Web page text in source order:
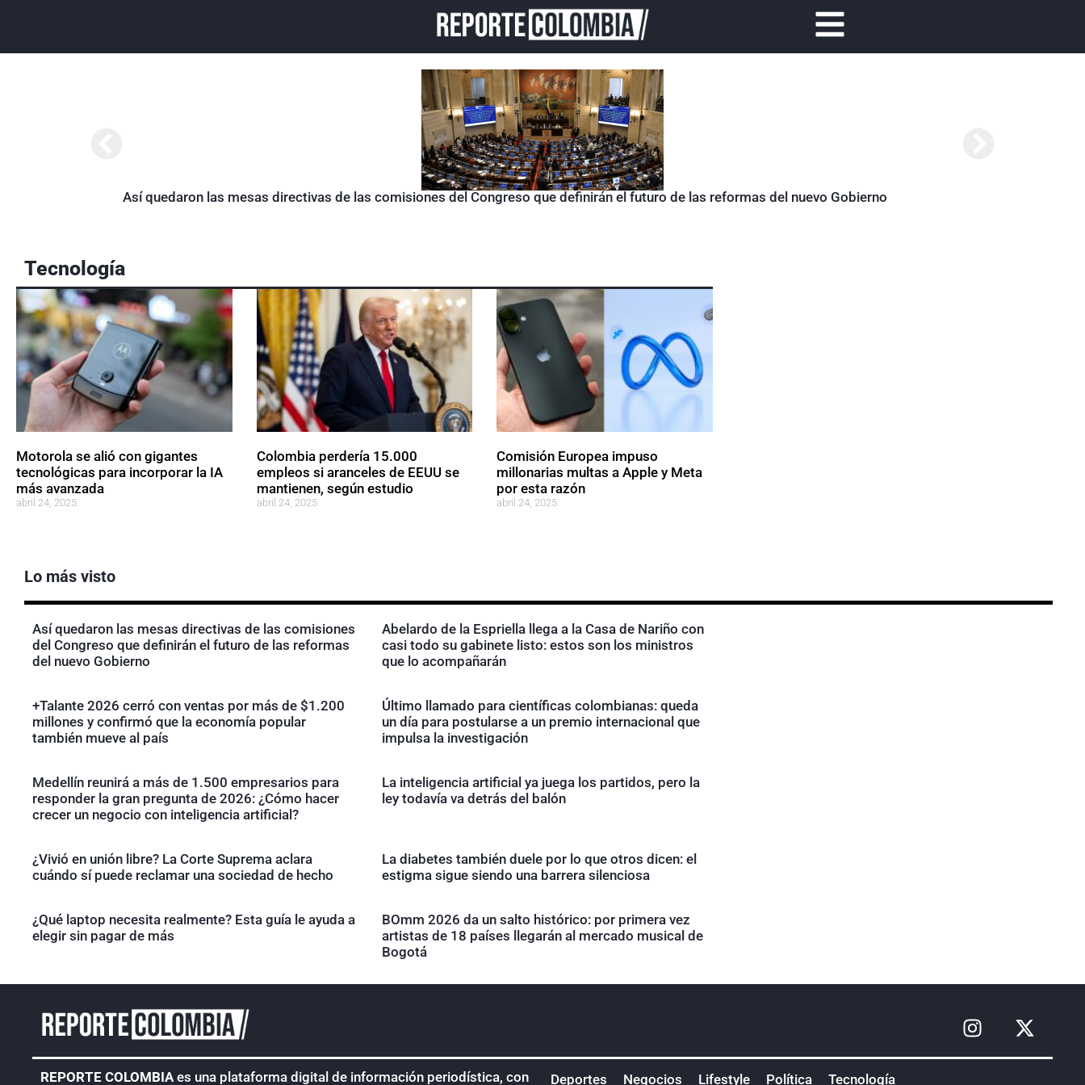
Así quedaron las mesas directivas de las comisiones del Congreso que definirán el futuro de las reformas del nuevo Gobierno
Tecnología
Motorola se alió con gigantes
tecnológicas para incorporar la IA
más avanzada
abril 24, 2025
Colombia perdería 15.000
empleos si aranceles de EEUU se
mantienen, según estudio
abril 24, 2025
Comisión Europea impuso
millonarias multas a Apple y Meta
por esta razón
abril 24, 2025
Lo más visto
Así quedaron las mesas directivas de las comisiones
del Congreso que definirán el futuro de las reformas
del nuevo Gobierno
Abelardo de la Espriella llega a la Casa de Nariño con
casi todo su gabinete listo: estos son los ministros
que lo acompañarán
+Talante 2026 cerró con ventas por más de $1.200
millones y confirmó que la economía popular
también mueve al país
Último llamado para científicas colombianas: queda
un día para postularse a un premio internacional que
impulsa la investigación
Medellín reunirá a más de 1.500 empresarios para
responder la gran pregunta de 2026: ¿Cómo hacer
crecer un negocio con inteligencia artificial?
La inteligencia artificial ya juega los partidos, pero la
ley todavía va detrás del balón
¿Vivió en unión libre? La Corte Suprema aclara
cuándo sí puede reclamar una sociedad de hecho
La diabetes también duele por lo que otros dicen: el
estigma sigue siendo una barrera silenciosa
¿Qué laptop necesita realmente? Esta guía le ayuda a
elegir sin pagar de más
BOmm 2026 da un salto histórico: por primera vez
artistas de 18 países llegarán al mercado musical de
Bogotá
REPORTE COLOMBIA es una plataforma digital de información periodística, con Deportes Negocios Lifestyle Política Tecnología